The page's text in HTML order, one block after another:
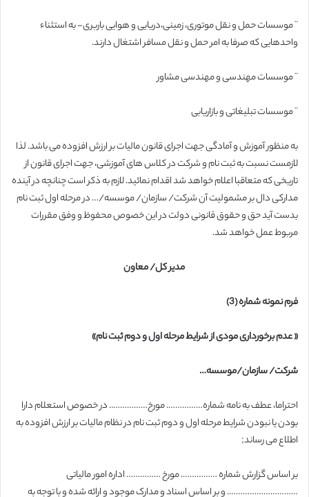
¨ موسسات حمل و نقل موتوری، زمینی،دریایی و هوایی باربری- به استثناء
واحدهایی که صرفا به امر حمل و نقل مسافر اشتغال دارند.
¨ موسسات مهندسی و مهندسی مشاور
¨ موسسات تبلیغاتی و بازاریابی
به منظور آموزش و آمادگی جهت اجرای قانون مالیات بر ارزش افزوده می باشد. لذا
لازمست نسبت به ثبت نام و شرکت در کلاس های آموزشی، جهت اجرای قانون از
تاریخی که متعاقبا اعلام خواهد شد اقدام نمائید. لازم به ذکر است چنانچه در آینده
مدارکی دال بر مشمولیت آن شرکت/ سازمان/ موسسه/… در مرحله اول ثبت نام
بدست آید حق و حقوق قانونی دولت در این خصوص محفوظ و وفق مقررات
مربوط عمل خواهد شد.
مدیر کل/ معاون
فرم نمونه شماره (3)
« عدم برخورداری مودی از شرایط مرحله اول و دوم ثبت نام»
شرکت/ سازمان/موسسه…
احتراما، عطف به نامه شماره……………. مورخ…………….. در خصوص استعلام دارا
بودن یا نبودن شرایط مرحله اول و دوم ثبت نام در نظام مالیات بر ارزش افزوده به
اطلاع می رساند;
بر اساس گزارش شماره ……………. مورخ …………… اداره امور مالیاتی
…………………………. و بر اساس اسناد و مدارک موجود و ارائه شده و با توجه به